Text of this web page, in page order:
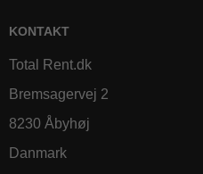
KONTAKT
Total Rent.dk
Bremsagervej 2
8230 Åbyhøj
Danmark